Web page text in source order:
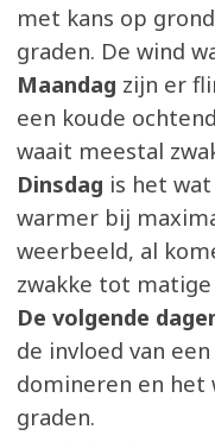
met kans op
graden. De wind
Maandag zijn er
een koude
waait meestal
Dinsdag is het
warmer bij
weerbeeld, al
zwakke tot
De volgende
de invloed van
domineren en het
graden.